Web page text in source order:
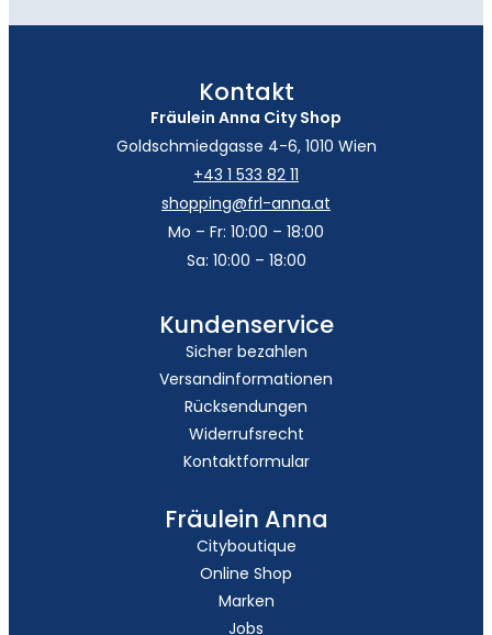
Kontakt
Fräulein Anna City Shop
Goldschmiedgasse 4-6, 1010 Wien
+43 1 533 82 11
shopping@frl-anna.at
Mo – Fr: 10:00 – 18:00
Sa: 10:00 – 18:00
Kundenservice
Sicher bezahlen
Versandinformationen
Rücksendungen
Widerrufsrecht
Kontaktformular
Fräulein Anna
Cityboutique
Online Shop
Marken
Jobs